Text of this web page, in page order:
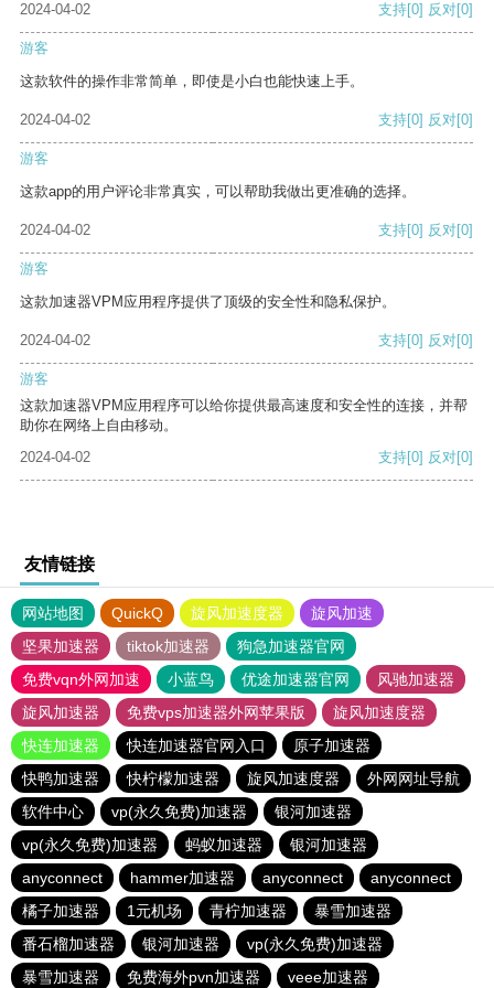
2024-04-02
支持[0] 反对[0]
游客
这款软件的操作非常简单，即使是小白也能快速上手。
2024-04-02 支持[0] 反对[0]
游客
这款app的用户评论非常真实，可以帮助我做出更准确的选择。
2024-04-02 支持[0] 反对[0]
游客
这款加速器VPM应用程序提供了顶级的安全性和隐私保护。
2024-04-02 支持[0] 反对[0]
游客
这款加速器VPM应用程序可以给你提供最高速度和安全性的连接，并帮
助你在网络上自由移动。
2024-04-02
支持[0] 反对[0]
友情链接
网站地图 QuickQ 旋风加速度器
旋风加速
坚果加速器
tiktok加速器
狗急加速器官网
免费vqn外网加速
小蓝鸟 优途加速器官网
风驰加速器
旋风加速器
免费vps加速器外网苹果版
旋风加速度器
快连加速器
快连加速器官网入口
原子加速器
快鸭加速器
快柠檬加速器 旋风加速度器
外网网址导航
软件中心
vp(永久免费)加速器
银河加速器
vp(永久免费)加速器
蚂蚁加速器
银河加速器
anyconnect
hammer加速器 anyconnect
anyconnect
橘子加速器
1元机场 青柠加速器
暴雪加速器
番石榴加速器
银河加速器
vp(永久免费)加速器
暴雪加速器
免费海外pvn加速器 veee加速器